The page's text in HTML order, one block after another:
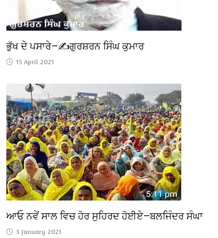
ਭੁੱਖ ਦੇ ਪਸਾਰੇ—✍️ਗੁਰਸ਼ਰਨ ਸਿੰਘ ਕੁਮਾਰ
15 April 2021
ਆਓ ਨਵੇਂ ਸਾਲ ਵਿਚ ਹੋਰ ਸੁਹਿਰਦ ਹੋਈਏ—ਬਲਜਿੰਦਰ ਸੰਘਾ
3 January 2021